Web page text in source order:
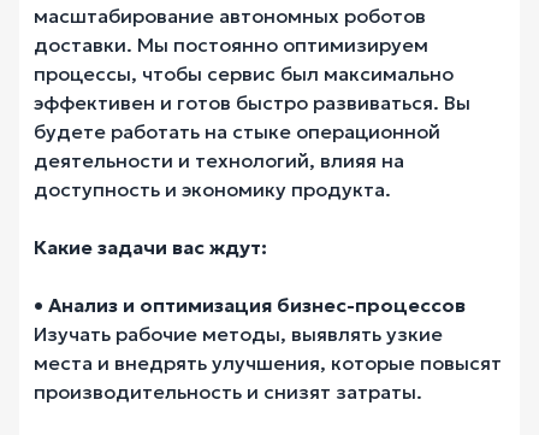
масштабирование автономных роботов
доставки. Мы постоянно оптимизируем
процессы, чтобы сервис был максимально
эффективен и готов быстро развиваться. Вы
будете работать на стыке операционной
деятельности и технологий, влияя на
доступность и экономику продукта.
Какие задачи вас ждут:
• Анализ и оптимизация бизнес-процессов
Изучать рабочие методы, выявлять узкие
места и внедрять улучшения, которые повысят
производительность и снизят затраты.